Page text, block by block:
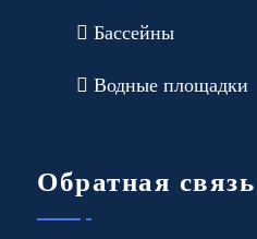
Бассейны
Водные площадки
Обратная связь